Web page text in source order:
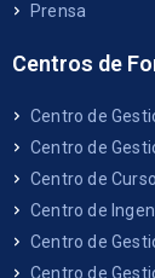
Prensa
Centros de
Centro de
Centro de
Centro de
Centro de
Centro de
Centro de